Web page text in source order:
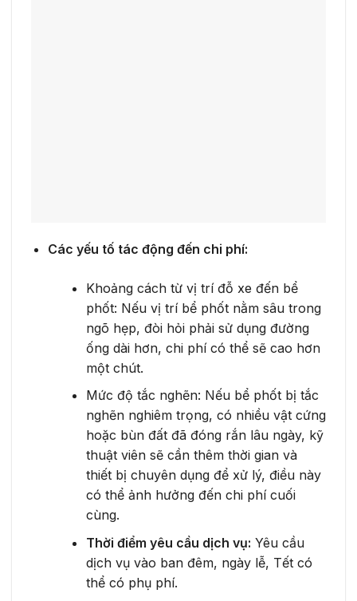
Các yếu tố tác động đến chi phí:
Khoảng cách từ vị trí đỗ xe đến bể
phốt: Nếu vị trí bể phốt nằm sâu trong
ngõ hẹp, đòi hỏi phải sử dụng đường
ống dài hơn, chi phí có thể sẽ cao hơn
một chút.
Mức độ tắc nghẽn: Nếu bể phốt bị tắc
nghẽn nghiêm trọng, có nhiều vật cứng
hoặc bùn đất đã đóng rắn lâu ngày, kỹ
thuật viên sẽ cần thêm thời gian và
thiết bị chuyên dụng để xử lý, điều này
có thể ảnh hưởng đến chi phí cuối
cùng.
Thời điểm yêu cầu dịch vụ: Yêu cầu
dịch vụ vào ban đêm, ngày lễ, Tết có
thể có phụ phí.